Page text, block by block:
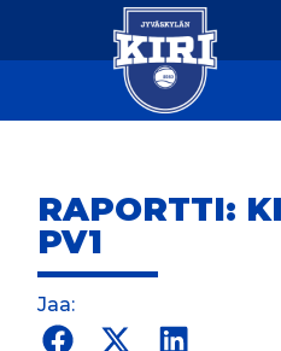
RAPORTTI:
PV1
Jaa: